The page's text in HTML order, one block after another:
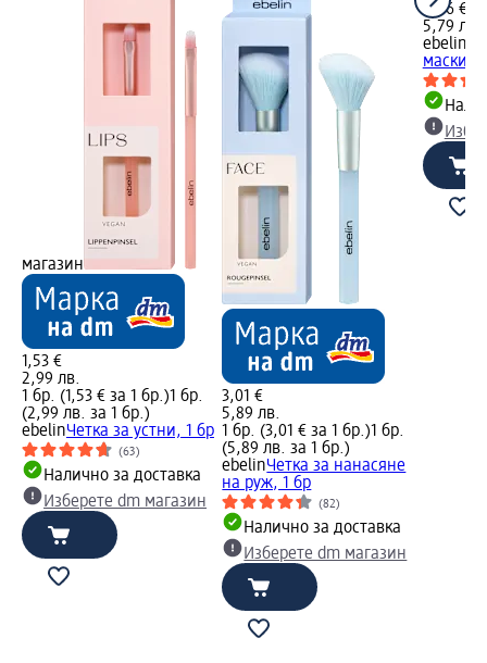
магазин
1,53 €
2,99 лв.
1 бр. (1,53 € за 1 бр.)1 бр.
(2,99 лв. за 1 бр.)
ebelinЧетка за устни, 1 бр
(63)
Налично за доставка
Изберете dm магазин
3,01 €
5,89 лв.
1 бр. (3,01 € за 1 бр.)1 бр.
(5,89 лв. за 1 бр.)
ebelinЧетка за нанасяне
на руж, 1 бр
(82)
Налично за доставка
Изберете dm магазин
2,96 €
5,79 лв.
ebelin
маски